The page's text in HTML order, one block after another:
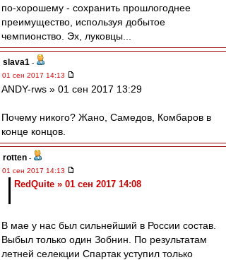
по-хорошему - сохранить прошлогоднее
преимущество, используя добытое
чемпионство. Эх, луковцы...
slava1 -
01 сен 2017 14:13
ANDY-rws » 01 сен 2017 13:29
Почему никого? Жано, Самедов, Комбаров в
конце концов.
rotten -
01 сен 2017 14:13
RedQuite » 01 сен 2017 14:08
В мае у нас был сильнейший в России состав.
Выбыл только один Зобнин. По результатам
летней селекции Спартак уступил только